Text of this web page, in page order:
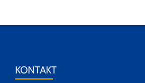
KONTAKT